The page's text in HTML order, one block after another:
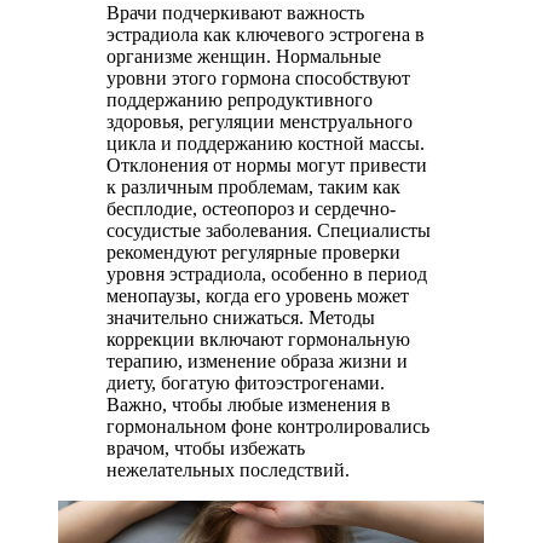
Врачи подчеркивают важность
эстрадиола как ключевого эстрогена в
организме женщин. Нормальные
уровни этого гормона способствуют
поддержанию репродуктивного
здоровья, регуляции менструального
цикла и поддержанию костной массы.
Отклонения от нормы могут привести
к различным проблемам, таким как
бесплодие, остеопороз и сердечно-
сосудистые заболевания. Специалисты
рекомендуют регулярные проверки
уровня эстрадиола, особенно в период
менопаузы, когда его уровень может
значительно снижаться. Методы
коррекции включают гормональную
терапию, изменение образа жизни и
диету, богатую фитоэстрогенами.
Важно, чтобы любые изменения в
гормональном фоне контролировались
врачом, чтобы избежать
нежелательных последствий.